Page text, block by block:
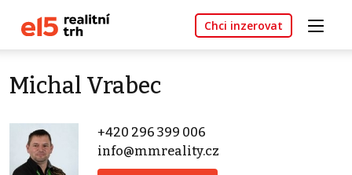
Chci inzerovat
Michal Vrabec
+420 296 399 006
info@mmreality.cz